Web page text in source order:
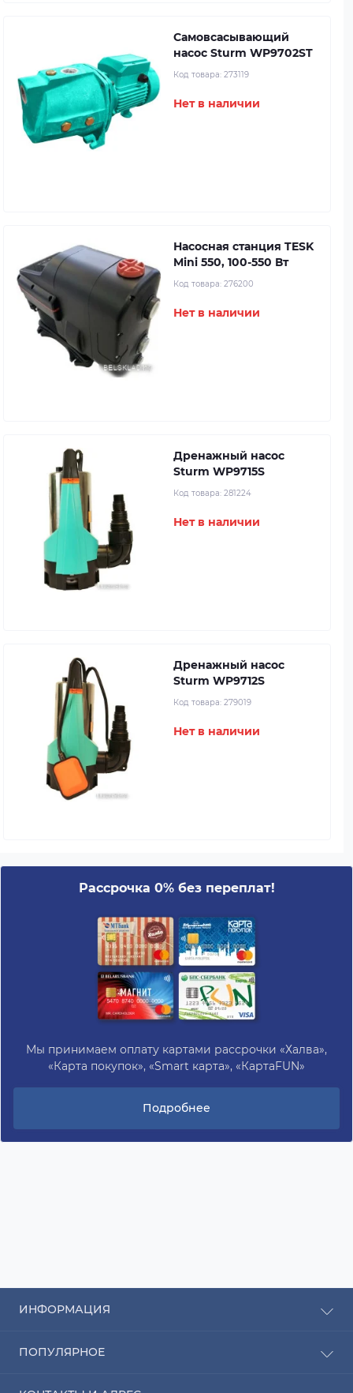
Самовсасывающий
насос Sturm WP9702ST
Код товара: 273119
Нет в наличии
Насосная станция TESK
Mini 550, 100-550 Вт
Код товара: 276200
Нет в наличии
Дренажный насос
Sturm WP9715S
Код товара: 281224
Нет в наличии
Дренажный насос
Sturm WP9712S
Код товара: 279019
Нет в наличии
Рассрочка 0% без переплат!
Мы принимаем оплату картами рассрочки «Халва»,
«Карта покупок», «Smart карта», «КартаFUN»
Подробнее
ИНФОРМАЦИЯ
Оплата
ПОПУЛЯРНОЕ